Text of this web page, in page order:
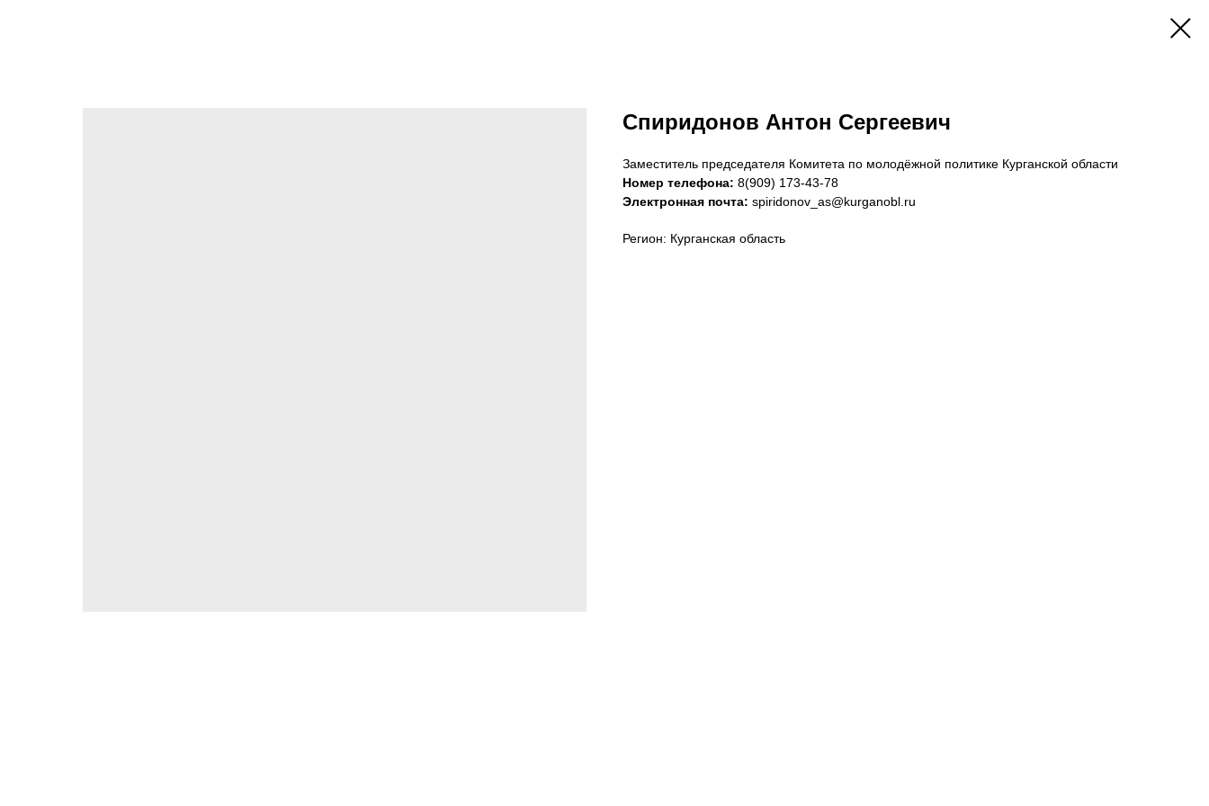
Спиридонов Антон Сергеевич
Заместитель председателя Комитета по молодёжной политике Курганской области
Номер телефона: 8(909) 173-43-78
Электронная почта: spiridonov_as@kurganobl.ru
Регион: Курганская область